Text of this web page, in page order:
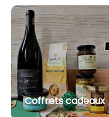
Coffrets cadeaux